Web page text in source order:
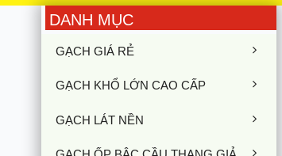
DANH MỤC
GẠCH GIÁ RẺ
GẠCH KHỔ LỚN CAO CẤP
GẠCH LÁT NỀN